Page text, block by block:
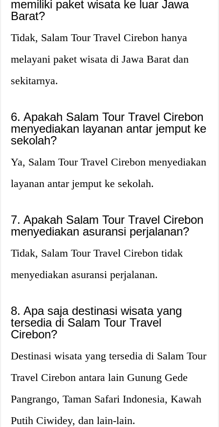
memiliki paket wisata ke luar Jawa
Barat?
Tidak, Salam Tour Travel Cirebon hanya
melayani paket wisata di Jawa Barat dan
sekitarnya.
6. Apakah Salam Tour Travel Cirebon
menyediakan layanan antar jemput ke
sekolah?
Ya, Salam Tour Travel Cirebon menyediakan
layanan antar jemput ke sekolah.
7. Apakah Salam Tour Travel Cirebon
menyediakan asuransi perjalanan?
Tidak, Salam Tour Travel Cirebon tidak
menyediakan asuransi perjalanan.
8. Apa saja destinasi wisata yang
tersedia di Salam Tour Travel
Cirebon?
Destinasi wisata yang tersedia di Salam Tour
Travel Cirebon antara lain Gunung Gede
Pangrango, Taman Safari Indonesia, Kawah
Putih Ciwidey, dan lain-lain.